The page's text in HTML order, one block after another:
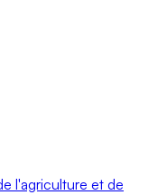
l'agriculture et de